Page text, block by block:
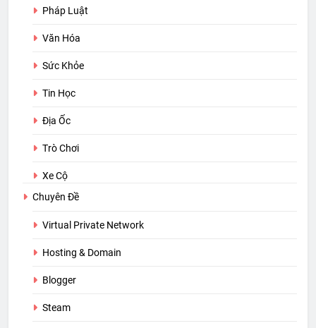
Pháp Luật
Văn Hóa
Sức Khỏe
Tin Học
Địa Ốc
Trò Chơi
Xe Cộ
Chuyên Đề
Virtual Private Network
Hosting & Domain
Blogger
Steam